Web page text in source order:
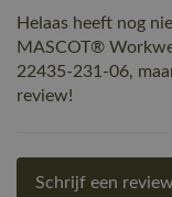
Helaas heeft nog
MASCOT®
22435-231-06,
review!
Schrijf een review